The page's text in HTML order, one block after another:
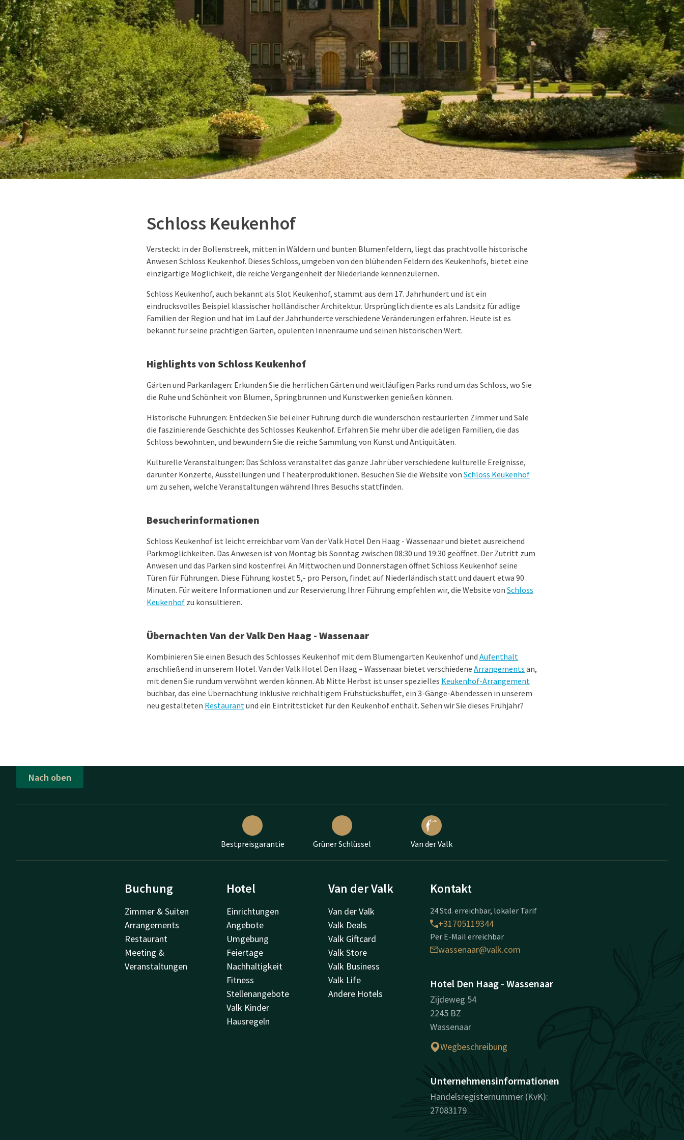
Schloss Keukenhof
Versteckt in der Bollenstreek, mitten in Wäldern und bunten Blumenfeldern, liegt das prachtvolle historische
Anwesen Schloss Keukenhof. Dieses Schloss, umgeben von den blühenden Feldern des Keukenhofs, bietet eine
einzigartige Möglichkeit, die reiche Vergangenheit der Niederlande kennenzulernen.
Schloss Keukenhof, auch bekannt als Slot Keukenhof, stammt aus dem 17. Jahrhundert und ist ein
eindrucksvolles Beispiel klassischer holländischer Architektur. Ursprünglich diente es als Landsitz für adlige
Familien der Region und hat im Lauf der Jahrhunderte verschiedene Veränderungen erfahren. Heute ist es
bekannt für seine prächtigen Gärten, opulenten Innenräume und seinen historischen Wert.
Highlights von Schloss Keukenhof
Gärten und Parkanlagen: Erkunden Sie die herrlichen Gärten und weitläufigen Parks rund um das Schloss, wo Sie
die Ruhe und Schönheit von Blumen, Springbrunnen und Kunstwerken genießen können.
Historische Führungen: Entdecken Sie bei einer Führung durch die wunderschön restaurierten Zimmer und Säle
die faszinierende Geschichte des Schlosses Keukenhof. Erfahren Sie mehr über die adeligen Familien, die das
Schloss bewohnten, und bewundern Sie die reiche Sammlung von Kunst und Antiquitäten.
Kulturelle Veranstaltungen: Das Schloss veranstaltet das ganze Jahr über verschiedene kulturelle Ereignisse,
darunter Konzerte, Ausstellungen und Theaterproduktionen. Besuchen Sie die Website von Schloss Keukenhof
um zu sehen, welche Veranstaltungen während Ihres Besuchs stattfinden.
Besucherinformationen
Schloss Keukenhof ist leicht erreichbar vom Van der Valk Hotel Den Haag - Wassenaar und bietet ausreichend
Parkmöglichkeiten. Das Anwesen ist von Montag bis Sonntag zwischen 08:30 und 19:30 geöffnet. Der Zutritt zum
Anwesen und das Parken sind kostenfrei. An Mittwochen und Donnerstagen öffnet Schloss Keukenhof seine
Türen für Führungen. Diese Führung kostet 5,- pro Person, findet auf Niederländisch statt und dauert etwa 90
Minuten. Für weitere Informationen und zur Reservierung Ihrer Führung empfehlen wir, die Website von Schloss
Keukenhof zu konsultieren.
Übernachten Van der Valk Den Haag - Wassenaar
Kombinieren Sie einen Besuch des Schlosses Keukenhof mit dem Blumengarten Keukenhof und Aufenthalt
anschließend in unserem Hotel. Van der Valk Hotel Den Haag – Wassenaar bietet verschiedene Arrangements an,
mit denen Sie rundum verwöhnt werden können. Ab Mitte Herbst ist unser spezielles Keukenhof-Arrangement
buchbar, das eine Übernachtung inklusive reichhaltigem Frühstücksbuffet, ein 3-Gänge-Abendessen in unserem
neu gestalteten Restaurantund ein Eintrittsticket für den Keukenhof enthält. Sehen wir Sie dieses Frühjahr?
Nach oben
Bestpreisgarantie Grüner Schlüssel Van der Valk
Buchung
Zimmer & Suiten
Arrangements
Restaurant
Meeting &
Veranstaltungen
Hotel
Einrichtungen
Angebote
Umgebung
Feiertage
Nachhaltigkeit
Fitness
Stellenangebote
Valk Kinder
Hausregeln
Van der Valk
Van der Valk
Valk Deals
Valk Giftcard
Valk Store
Valk Business
Valk Life
Andere Hotels
Kontakt
24 Std. erreichbar, lokaler Tarif
+31705119344
Per E-Mail erreichbar
wassenaar@valk.com
Hotel Den Haag - Wassenaar
Zijdeweg 54
2245 BZ
Wassenaar
Wegbeschreibung
Unternehmensinformationen
Handelsregisternummer (KvK):
27083179